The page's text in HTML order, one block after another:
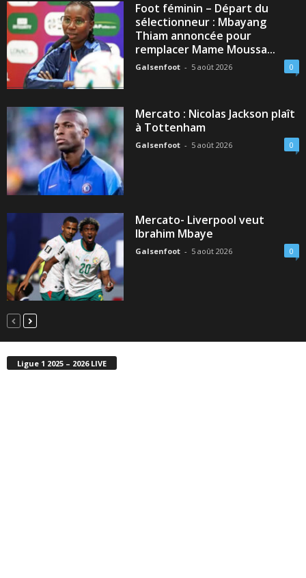
Foot féminin – Départ du
sélectionneur : Mbayang
Thiam annoncée pour
remplacer Mame Moussa...
Galsenfoot - 5 août 2026 0
Mercato : Nicolas Jackson plaît
à Tottenham
Galsenfoot - 5 août 2026 0
Mercato- Liverpool veut
Ibrahim Mbaye
Galsenfoot - 5 août 2026 0
Ligue 1 2025 – 2026 LIVE